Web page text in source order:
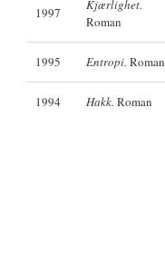
1997
Kjærlighet.
Roman
1995 Entropi. Roman
1994 Hakk. Roman